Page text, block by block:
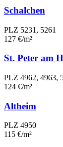
Schalchen
PLZ 5231, 5261
127 €/m²
St. Peter am
PLZ 4962, 4963,
124 €/m²
Altheim
PLZ 4950
115 €/m²